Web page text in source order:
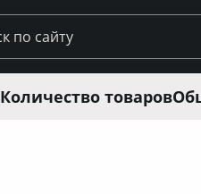
Количество товаров